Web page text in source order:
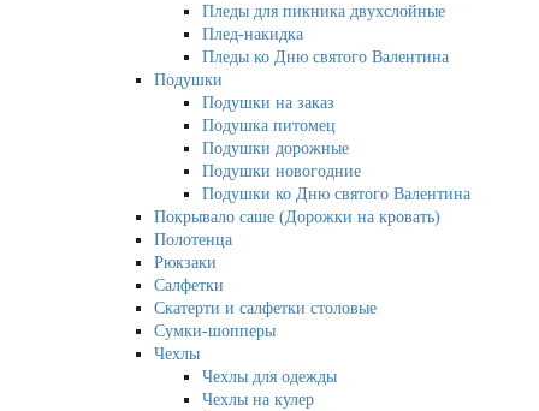
Пледы для пикника двухслойные
Плед-накидка
Пледы ко Дню святого Валентина
Подушки
Подушки на заказ
Подушка питомец
Подушки дорожные
Подушки новогодние
Подушки ко Дню святого Валентина
Покрывало саше (Дорожки на кровать)
Полотенца
Рюкзаки
Салфетки
Скатерти и салфетки столовые
Сумки-шопперы
Чехлы
Чехлы для одежды
Чехлы на кулер